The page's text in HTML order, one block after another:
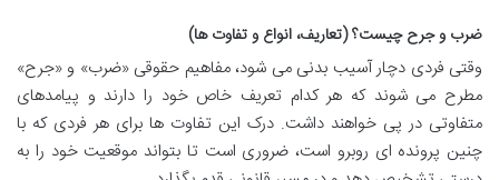
ضرب و جرح چیست؟ (تعاریف، انواع و تفاوت ها)
وقتی فردی دچار آسیب بدنی می شود، مفاهیم حقوقی «ضرب» و «جرح»
مطرح می شوند که هر کدام تعریف خاص خود را دارند و پیامدهای
متفاوتی در پی خواهند داشت. درک این تفاوت ها برای هر فردی که با
چنین پرونده ای روبرو است، ضروری است تا بتواند موقعیت خود را به